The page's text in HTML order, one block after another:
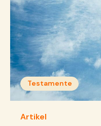
Testamente
Artikel